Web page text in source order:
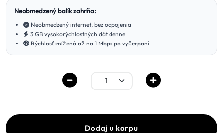
Neobmedzený balík zahŕňa:
Neobmedzený internet, bez odpojenia
3 GB vysokorýchlostných dát denne
Rýchlosť znížená až na 1 Mbps po vyčerpaní
Dodaj u korpu